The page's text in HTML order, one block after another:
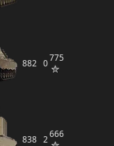
882 0775
838 2666